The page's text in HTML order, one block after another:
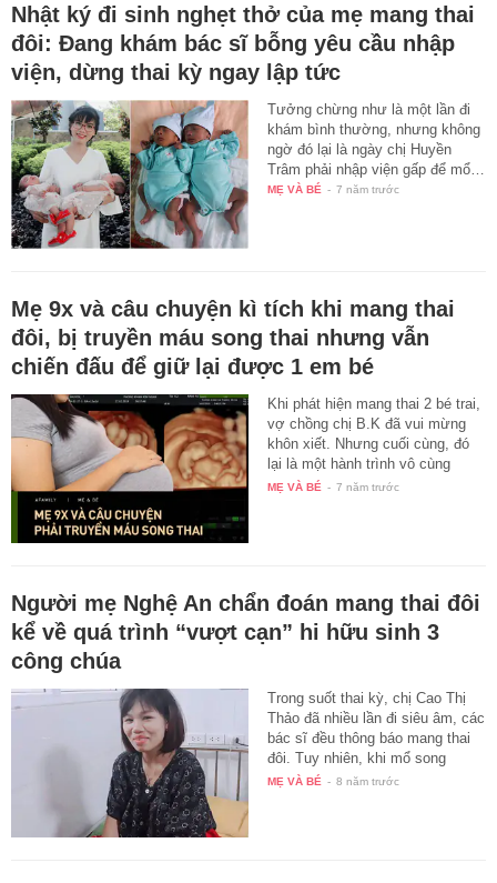
Nhật ký đi sinh nghẹt thở của mẹ mang thai
đôi: Đang khám bác sĩ bỗng yêu cầu nhập
viện, dừng thai kỳ ngay lập tức
Tưởng chừng như là một lần đi
khám bình thường, nhưng không
ngờ đó lại là ngày chị Huyền
Trâm phải nhập viện gấp để mổ…
MẸ VÀ BÉ - 7 năm trước
Mẹ 9x và câu chuyện kì tích khi mang thai
đôi, bị truyền máu song thai nhưng vẫn
chiến đấu để giữ lại được 1 em bé
Khi phát hiện mang thai 2 bé trai,
vợ chồng chị B.K đã vui mừng
khôn xiết. Nhưng cuối cùng, đó
lại là một hành trình vô cùng
gian…
MẸ VÀ BÉ - 7 năm trước
Người mẹ Nghệ An chẩn đoán mang thai đôi
kể về quá trình “vượt cạn” hi hữu sinh 3
công chúa
Trong suốt thai kỳ, chị Cao Thị
Thảo đã nhiều lần đi siêu âm, các
bác sĩ đều thông báo mang thai
đôi. Tuy nhiên, khi mổ song
thai…
MẸ VÀ BÉ - 8 năm trước